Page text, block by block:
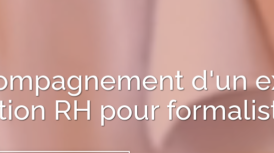
d'un
RH pour